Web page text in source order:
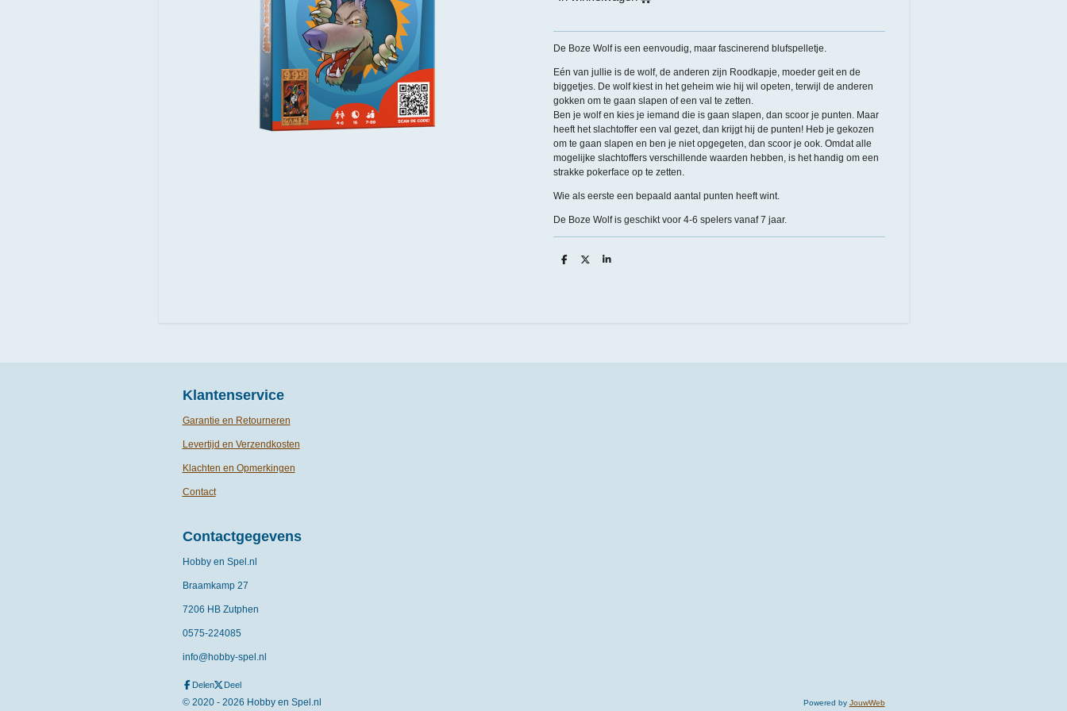
De Boze Wolf is een eenvoudig, maar fascinerend blufspelletje.
Eén van jullie is de wolf, de anderen zijn Roodkapje, moeder geit en de
biggetjes. De wolf kiest in het geheim wie hij wil opeten, terwijl de anderen
gokken om te gaan slapen of een val te zetten.
Ben je wolf en kies je iemand die is gaan slapen, dan scoor je punten. Maar
heeft het slachtoffer een val gezet, dan krijgt hij de punten! Heb je gekozen
om te gaan slapen en ben je niet opgegeten, dan scoor je ook. Omdat alle
mogelijke slachtoffers verschillende waarden hebben, is het handig om een
strakke pokerface op te zetten.
Wie als eerste een bepaald aantal punten heeft wint.
De Boze Wolf is geschikt voor 4-6 spelers vanaf 7 jaar.
D
D
S
Klantenservice
Garantie en Retourneren
Levertijd en Verzendkosten
Klachten en Opmerkingen
Contact
Contactgegevens
Hobby en Spel.nl
Braamkamp 27
7206 HB Zutphen
0575-224085
info@hobby-spel.nl
Delen Deel
© 2020 - 2026 Hobby en Spel.nl Powered by JouwWeb